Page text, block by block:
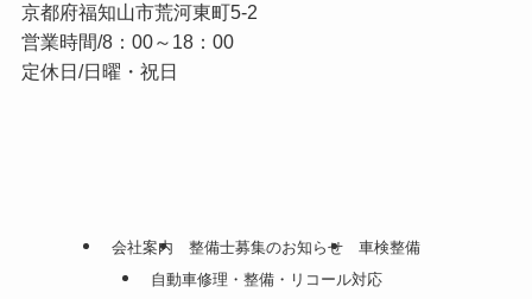
京都府福知山市荒河東町5-2
営業時間/8：00～18：00
定休日/日曜・祝日
会社案内 整備士募集のお知らせ
車検整備
自動車修理・整備・リコール対応